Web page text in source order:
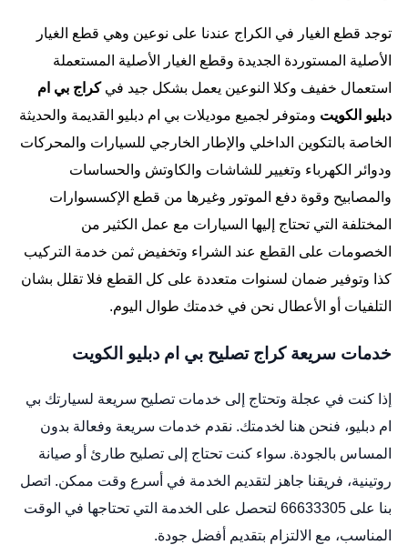
توجد قطع الغيار في الكراج عندنا على نوعين وهي قطع الغيار
الأصلية المستوردة الجديدة وقطع الغيار الأصلية المستعملة
استعمال خفيف وكلا النوعين يعمل بشكل جيد فيكراج بي ام
دبليو الكويت ومتوفر لجميع موديلات بي ام دبليو القديمة والحديثة
الخاصة بالتكوين الداخلي والإطار الخارجي للسيارات والمحركات
ودوائر الكهرباء وتغيير للشاشات والكاوتش والحساسات
والمصابيح وقوة دفع الموتور وغيرها من قطع الإكسسوارات
المختلفة التي تحتاج إليها السيارات مع عمل الكثير من
الخصومات على القطع عند الشراء وتخفيض ثمن خدمة التركيب
كذا وتوفير ضمان لسنوات متعددة على كل القطع فلا تقلل بشان
التلفيات أو الأعطال نحن في خدمتك طوال اليوم.
خدمات سريعة كراج تصليح بي ام دبليو الكويت
إذا كنت في عجلة وتحتاج إلى خدمات تصليح سريعة لسيارتك بي
ام دبليو، فنحن هنا لخدمتك. نقدم خدمات سريعة وفعالة بدون
المساس بالجودة. سواء كنت تحتاج إلى تصليح طارئ أو صيانة
روتينية، فريقنا جاهز لتقديم الخدمة في أسرع وقت ممكن. اتصل
بنا على 66633305 لتحصل على الخدمة التي تحتاجها في الوقت
المناسب، مع الالتزام بتقديم أفضل جودة.